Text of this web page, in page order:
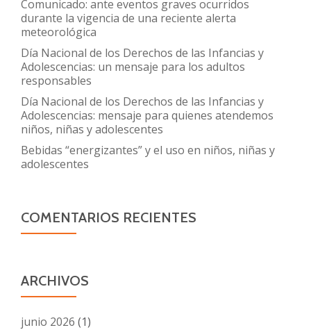
Comunicado: ante eventos graves ocurridos
durante la vigencia de una reciente alerta
meteorológica
Día Nacional de los Derechos de las Infancias y
Adolescencias: un mensaje para los adultos
responsables
Día Nacional de los Derechos de las Infancias y
Adolescencias: mensaje para quienes atendemos
niños, niñas y adolescentes
Bebidas “energizantes” y el uso en niños, niñas y
adolescentes
COMENTARIOS RECIENTES
ARCHIVOS
junio 2026 (1)